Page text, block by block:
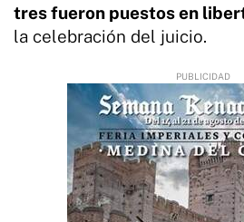
tres fueron puestos en
la celebración del juicio.